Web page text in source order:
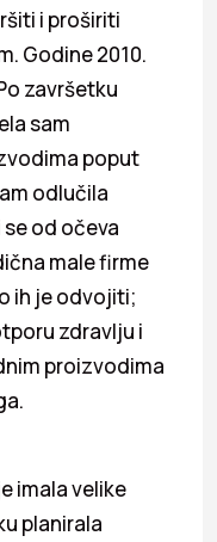
i proširiti
Godine 2010.
završetku
sam
poput
odlučila
od očeva
male firme
ih je odvojiti;
zdravlju i
proizvodima
imala velike
planirala